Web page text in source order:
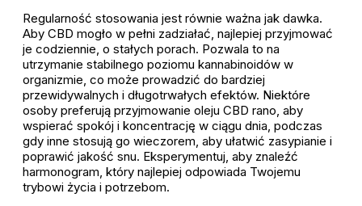
Regularność stosowania jest równie ważna jak dawka.
Aby CBD mogło w pełni zadziałać, najlepiej przyjmować
je codziennie, o stałych porach. Pozwala to na
utrzymanie stabilnego poziomu kannabinoidów w
organizmie, co może prowadzić do bardziej
przewidywalnych i długotrwałych efektów. Niektóre
osoby preferują przyjmowanie oleju CBD rano, aby
wspierać spokój i koncentrację w ciągu dnia, podczas
gdy inne stosują go wieczorem, aby ułatwić zasypianie i
poprawić jakość snu. Eksperymentuj, aby znaleźć
harmonogram, który najlepiej odpowiada Twojemu
trybowi życia i potrzebom.